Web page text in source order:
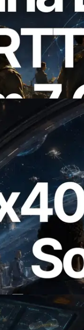
Slot
7 régions
compatible
IA paient à la
besoin